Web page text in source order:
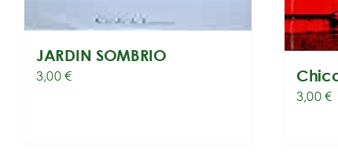
JARDIN SOMBRIO
3,00€
3,00€